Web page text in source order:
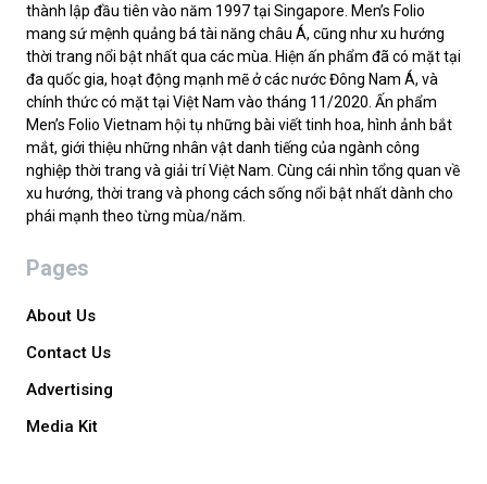
thành lập đầu tiên vào năm 1997 tại Singapore. Men’s Folio
mang sứ mệnh quảng bá tài năng châu Á, cũng như xu hướng
thời trang nổi bật nhất qua các mùa. Hiện ấn phẩm đã có mặt tại
đa quốc gia, hoạt động mạnh mẽ ở các nước Đông Nam Á, và
chính thức có mặt tại Việt Nam vào tháng 11/2020. Ấn phẩm
Men’s Folio Vietnam hội tụ những bài viết tinh hoa, hình ảnh bắt
mắt, giới thiệu những nhân vật danh tiếng của ngành công
nghiệp thời trang và giải trí Việt Nam. Cùng cái nhìn tổng quan về
xu hướng, thời trang và phong cách sống nổi bật nhất dành cho
phái mạnh theo từng mùa/năm.
Pages
About Us
Contact Us
Advertising
Media Kit